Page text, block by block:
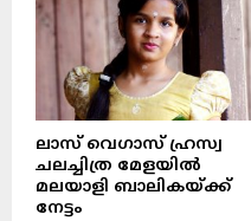
ലാസ് വെഗാസ് ഹ്രസ്വ
ചലച്ചിത്ര മേളയിൽ
മലയാളി ബാലികയ്ക്ക്
നേട്ടം